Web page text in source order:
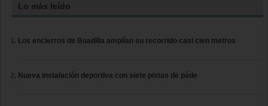
Lo más leído
Los encierros de Boadilla amplían su recorrido casi cien metros
Nueva instalación deportiva con siete pistas de páde